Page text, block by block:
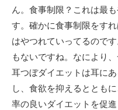
ん。食事制限？これは最
す。確かに食事制限をす
はやつれていってるので
もないですね。なにより
耳つぼダイエットは耳に
し、食欲を抑えるととも
率の良いダイエットを促進